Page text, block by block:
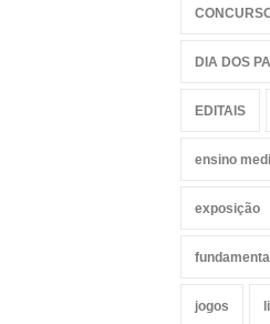
DIA DOS
EDITAIS
ensino
exposição
fundamental
jogos